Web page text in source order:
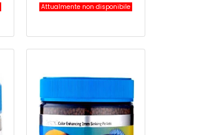
Attualmente non disponibile